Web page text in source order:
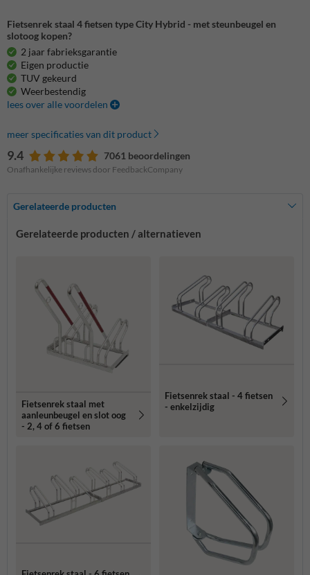
Fietsenrek staal 4 fietsen type City Hybrid - met steunbeugel en
slotoog kopen?
2 jaar fabrieksgarantie
Eigen productie
TUV gekeurd
Weerbestendig
lees over alle voordelen
meer specificaties van dit product
9.4 7061 beoordelingen
Onafhankelijke reviews door FeedbackCompany
Gerelateerde producten
Gerelateerde producten / alternatieven
Fietsenrek staal met
aanleunbeugel en slot oog
- 2, 4 of 6 fietsen
Fietsenrek staal - 4 fietsen
- enkelzijdig